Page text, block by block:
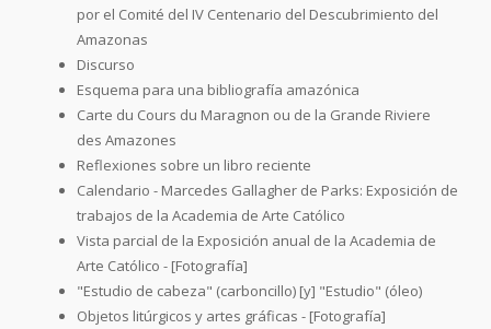
por el Comité del IV Centenario del Descubrimiento del
Amazonas
Discurso
Esquema para una bibliografía amazónica
Carte du Cours du Maragnon ou de la Grande Riviere
des Amazones
Reflexiones sobre un libro reciente
Calendario - Marcedes Gallagher de Parks: Exposición de
trabajos de la Academia de Arte Católico
Vista parcial de la Exposición anual de la Academia de
Arte Católico - [Fotografía]
"Estudio de cabeza" (carboncillo) [y] "Estudio" (óleo)
Objetos litúrgicos y artes gráficas - [Fotografía]